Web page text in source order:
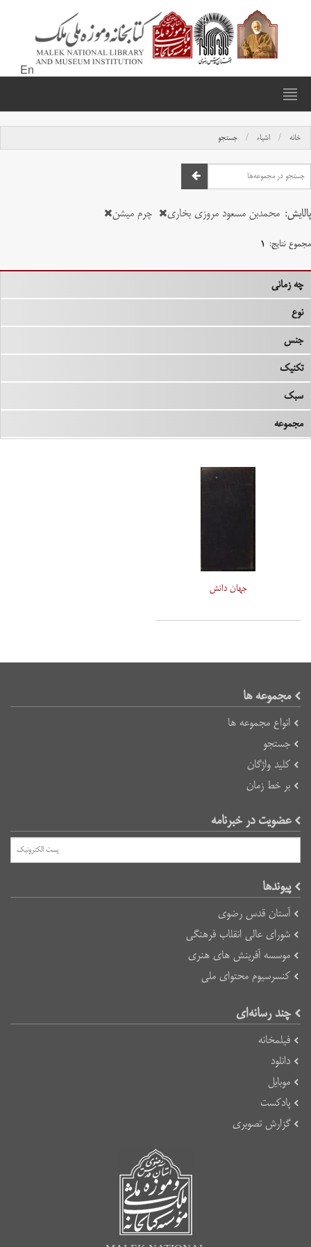
En
خانه اشیاء جستجو
پالایش: محمدبن مسعود مروزی بخاری چرم میشن
مجموع نتایج: ۱
چه زمانی
نوع
جنس
تکنیک
سبک
مجموعه
جهان دانش
مجموعه ها
انواع مجموعه ها
جستجو
کلید واژگان
بر خط زمان
عضویت در خبرنامه
پیوند‌ها
آستان قدس رضوی
شورای عالی انقلاب فرهنگی
موسسه آفرینش های هنری
کنسرسیوم محتوای ملی
چند رسانه‌ای
فیلمخانه
دانلود
موبایل
پادکست
گزارش تصویری